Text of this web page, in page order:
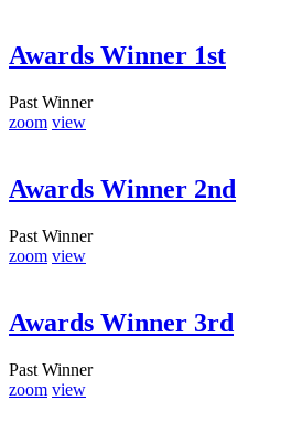
Awards Winner 1st
Past Winner
zoom view
Awards Winner 2nd
Past Winner
zoom view
Awards Winner 3rd
Past Winner
zoom view